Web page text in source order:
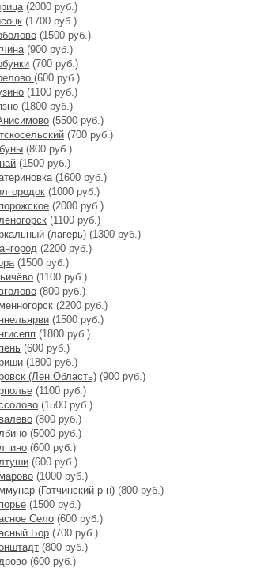
(2000 руб.)
(1700 руб.)
(1500 руб.)
(900 руб.)
(700 руб.)
(600 руб.)
(1100 руб.)
(1800 руб.)
(5500 руб.)
(700 руб.)
(800 руб.)
(1500 руб.)
(1600 руб.)
(1000 руб.)
(2000 руб.)
(1100 руб.)
(лагерь) (1300 руб.)
(2200 руб.)
(1500 руб.)
(1100 руб.)
(800 руб.)
(2200 руб.)
(1500 руб.)
(1800 руб.)
(600 руб.)
(1800 руб.)
(Лен.Область) (900 руб.)
(1100 руб.)
(1500 руб.)
(800 руб.)
(5000 руб.)
(600 руб.)
(600 руб.)
(1000 руб.)
(Гатчинский р-н) (800 руб.)
(1500 руб.)
Село (600 руб.)
Бор (700 руб.)
(800 руб.)
(600 руб.)